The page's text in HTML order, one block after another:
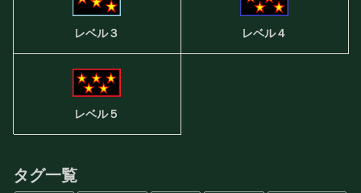
レベル３ レベル４
レベル５
タグ一覧